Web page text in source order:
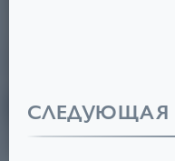
СЛЕДУЮЩАЯ